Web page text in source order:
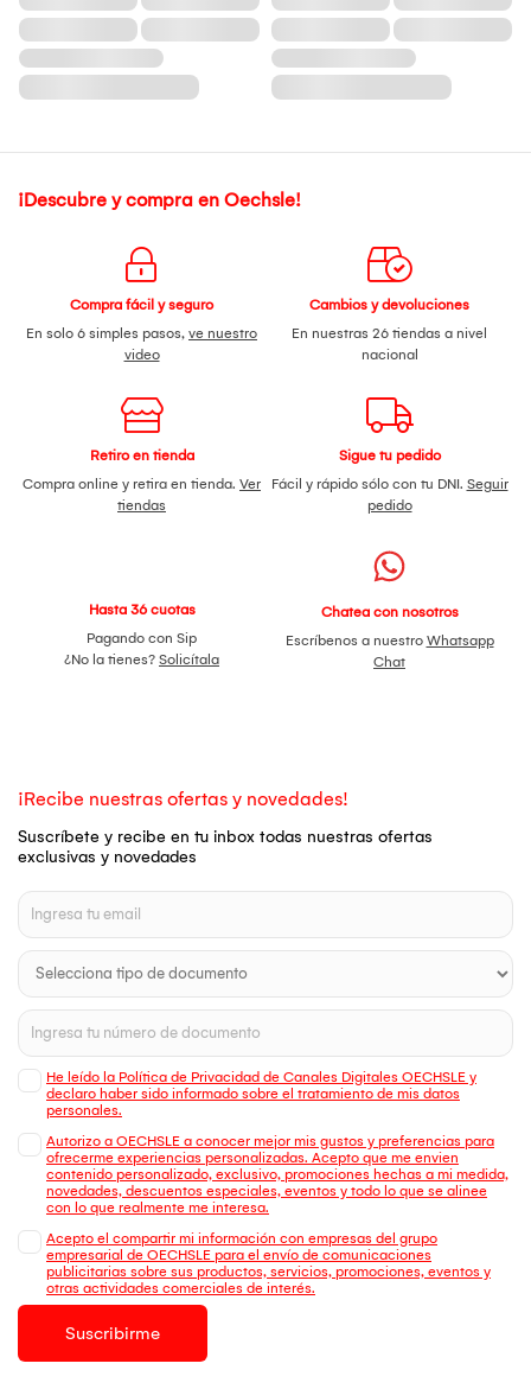
¡Descubre y compra en Oechsle!
Compra fácil y seguro
En solo 6 simples pasos, ve nuestro
video
Cambios y devoluciones
En nuestras 26 tiendas a nivel
nacional
Retiro en tienda
Compra online y retira en tienda. Ver
tiendas
Sigue tu pedido
Fácil y rápido sólo con tu DNI. Seguir
pedido
Hasta 36 cuotas
Pagando con Sip
¿No la tienes? Solicítala
Chatea con nosotros
Escríbenos a nuestro Whatsapp
Chat
¡Recibe nuestras ofertas y novedades!
Suscríbete y recibe en tu inbox todas nuestras ofertas
exclusivas y novedades
He leído la Política de Privacidad de Canales Digitales OECHSLE y
declaro haber sido informado sobre el tratamiento de mis datos
personales.
Autorizo a OECHSLE a conocer mejor mis gustos y preferencias para
ofrecerme experiencias personalizadas. Acepto que me envien
contenido personalizado, exclusivo, promociones hechas a mi medida,
novedades, descuentos especiales, eventos y todo lo que se alinee
con lo que realmente me interesa.
Acepto el compartir mi información con empresas del grupo
empresarial de OECHSLE para el envío de comunicaciones
publicitarias sobre sus productos, servicios, promociones, eventos y
otras actividades comerciales de interés.
Suscribirme